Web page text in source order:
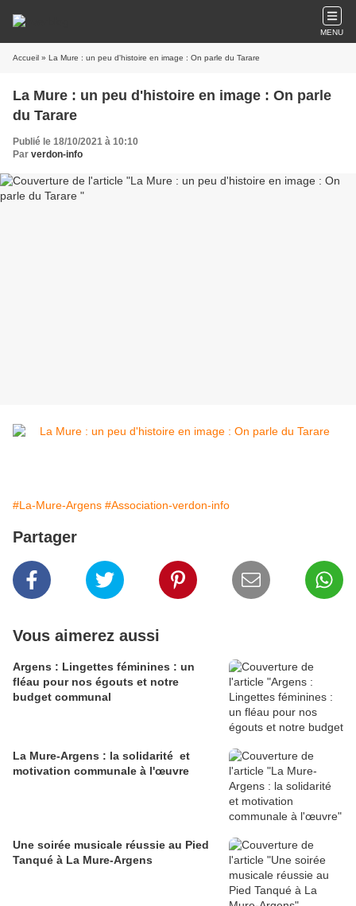
MENU
Accueil » La Mure : un peu d'histoire en image : On parle du Tarare
La Mure : un peu d'histoire en image : On parle
du Tarare
Publié le 18/10/2021 à 10:10
Par verdon-info
#La-Mure-Argens #Association-verdon-info
Partager
Vous aimerez aussi
Argens : Lingettes féminines : un
fléau pour nos égouts et notre
budget communal
La Mure-Argens : la solidarité et
motivation communale à l'œuvre
Une soirée musicale réussie au Pied
Tanqué à La Mure-Argens